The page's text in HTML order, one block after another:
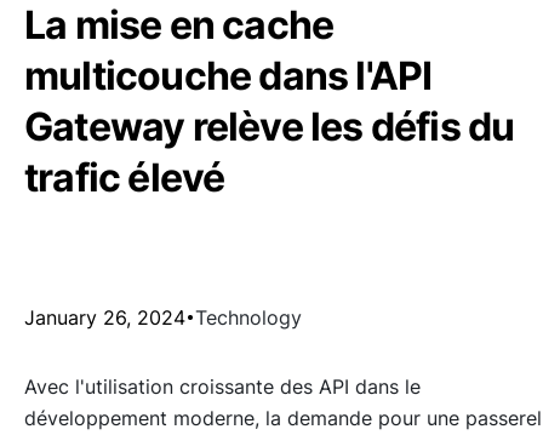
La mise en cache
multicouche dans l'API
Gateway relève les défis du
trafic élevé
January 26, 2024 Technology
Avec l'utilisation croissante des API dans le
développement moderne, la demande pour une